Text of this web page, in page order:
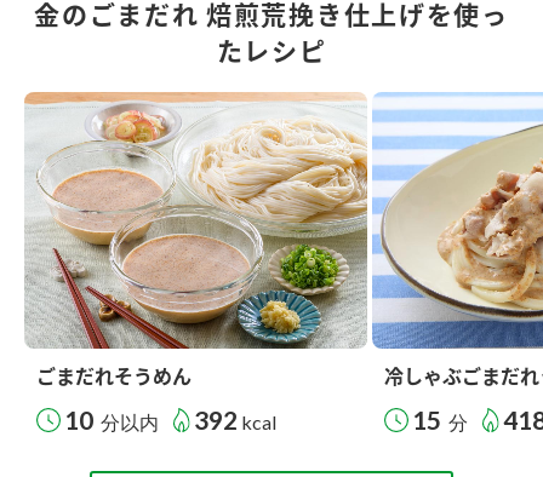
金のごまだれ 焙煎荒挽き仕上げを使っ
たレシピ
ごまだれそうめん
10 分以内 392 kcal
冷しゃぶごまだ
15 分